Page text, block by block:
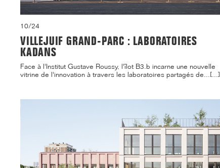
10/24
VILLEJUIF GRAND-PARC : LABORATOIRES
KADANS
Face à l'Institut Gustave Roussy, l'îlot B3.b incarne une nouvelle
vitrine de l'innovation à travers les laboratoires partagés de...[...]